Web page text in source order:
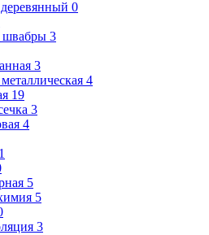
0
швабры 3
3
4
19
3
4
1
5
5
3